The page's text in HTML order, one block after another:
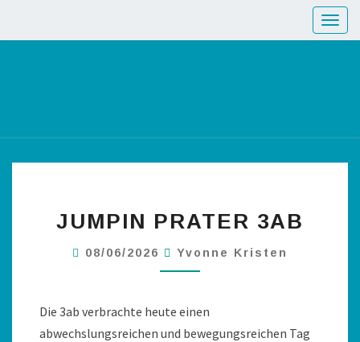
JUMPIN PRATER 3AB
08/06/2026 Yvonne Kristen
Die 3ab verbrachte heute einen
abwechslungsreichen und bewegungsreichen Tag